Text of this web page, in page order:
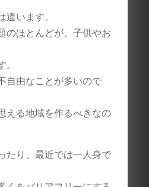
います。
のほとんどが、子供やお
。
自由なことが多いので
える地域を作るべきなの
たり、最近では一人身で